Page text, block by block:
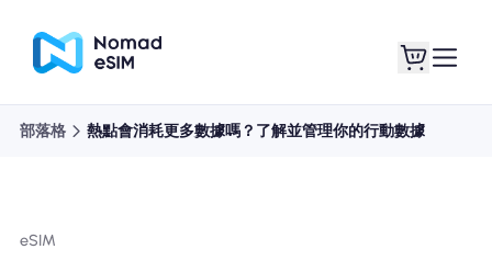
部落格 熱點會消耗更多數據嗎？了解並管理你的行動數據
eSIM